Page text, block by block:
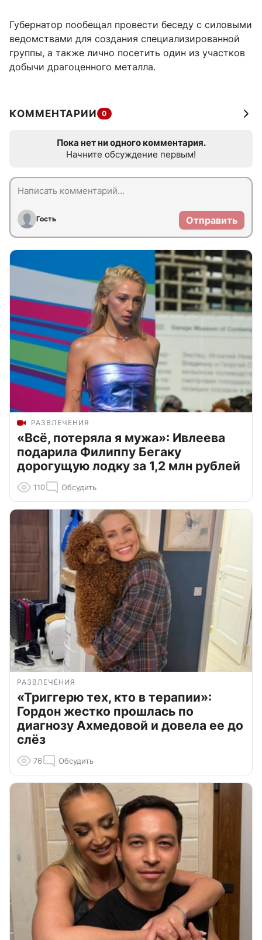
Губернатор пообещал провести беседу с силовыми
ведомствами для создания специализированной
группы, а также лично посетить один из участков
добычи драгоценного металла.
КОММЕНТАРИИ 0
Пока нет ни одного комментария.
Начните обсуждение первым!
Гость Отправить
РАЗВЛЕЧЕНИЯ
«Всё, потеряла я мужа»: Ивлеева
подарила Филиппу Бегаку
дорогущую лодку за 1,2 млн рублей
110 Обсудить
РАЗВЛЕЧЕНИЯ
«Триггерю тех, кто в терапии»:
Гордон жестко прошлась по
диагнозу Ахмедовой и довела ее до
слёз
76 Обсудить